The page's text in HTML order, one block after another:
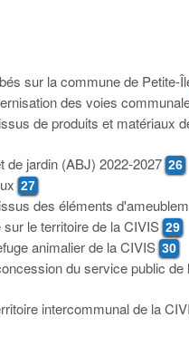
sur la commune de Petite-
des voies
de produits et matériaux
de jardin (ABJ) 2022-202726
27
des éléments
sur le territoire de la CIVIS29
animalier de la CIVIS30
du service public
intercommunal de la